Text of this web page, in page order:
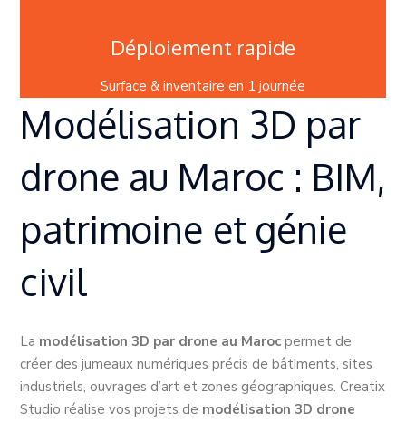
Déploiement rapide
Surface & inventaire en 1 journée
Modélisation 3D par
drone au Maroc : BIM,
patrimoine et génie
civil
La modélisation 3D par drone au Maroc permet de
créer des jumeaux numériques précis de bâtiments, sites
industriels, ouvrages d’art et zones géographiques. Creatix
Studio réalise vos projets de modélisation 3D drone